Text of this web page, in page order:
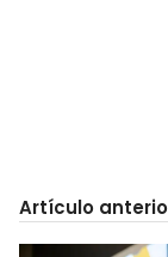
Artículo